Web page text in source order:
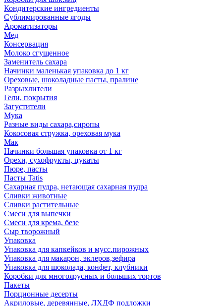
Кондитерские ингредиенты
Сублимированные ягоды
Ароматизаторы
Мед
Консервация
Молоко сгущенное
Заменитель сахара
Начинки маленькая упаковка до 1 кг
Ореховые, шоколадные пасты, пралине
Разрыхлители
Гели, покрытия
Загустители
Мука
Разные виды сахара,сиропы
Кокосовая стружка, ореховая мука
Мак
Начинки большая упаковка от 1 кг
Орехи, сухофрукты, цукаты
Пюре, пасты
Пасты Tatis
Сахарная пудра, нетающая сахарная пудра
Сливки животные
Сливки растительные
Смеси для выпечки
Смеси для крема, безе
Сыр творожный
Упаковка
Упаковка для капкейков и мусс.пирожных
Упаковка для макарон, эклеров,зефира
Упаковка для шоколада, конфет, клубники
Коробки для многоярусных и больших тортов
Пакеты
Порционные десерты
Акриловые, деревянные, ЛХДФ подложки